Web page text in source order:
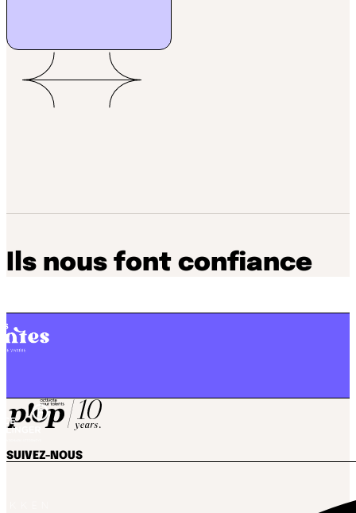
Ils nous font confiance
SUIVEZ-NOUS